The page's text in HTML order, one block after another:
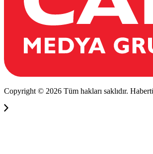
Copyright © 2026 Tüm hakları saklıdır.